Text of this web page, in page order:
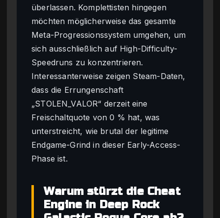
überlassen. Komplettisten hingegen
möchten möglicherweise das gesamte
Meta-Progressionssystem umgehen, um
sich ausschließlich auf High-Difficulty-
Speedruns zu konzentrieren.
Interessanterweise zeigen Steam-Daten,
dass die Errungenschaft
„STOLEN_VALOR“ derzeit eine
Freischaltquote von 0 % hat, was
unterstreicht, wie brutal der legitime
Endgame-Grind in dieser Early-Access-
Phase ist.
Warum stürzt die Cheat
Engine in Deep Rock